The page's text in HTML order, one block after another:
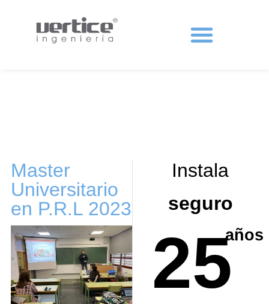
Master
Universitario
en P.R.L 2023
Instala
seguro
25años